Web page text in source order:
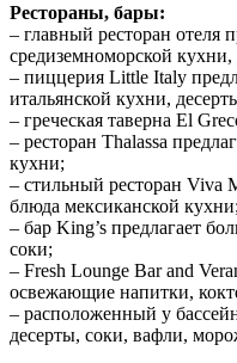
Рестораны, бары:
– главный ресторан отеля
средиземноморской кухни,
– пиццерия Little Italy
итальянской кухни,
– греческая таверна El
– ресторан Thalassa
кухни;
– стильный ресторан Viva
блюда мексиканской кухни;
– бар King’s предлагает
соки;
– Fresh Lounge Bar and
освежающие напитки,
– расположенный у
десерты, соки, вафли,